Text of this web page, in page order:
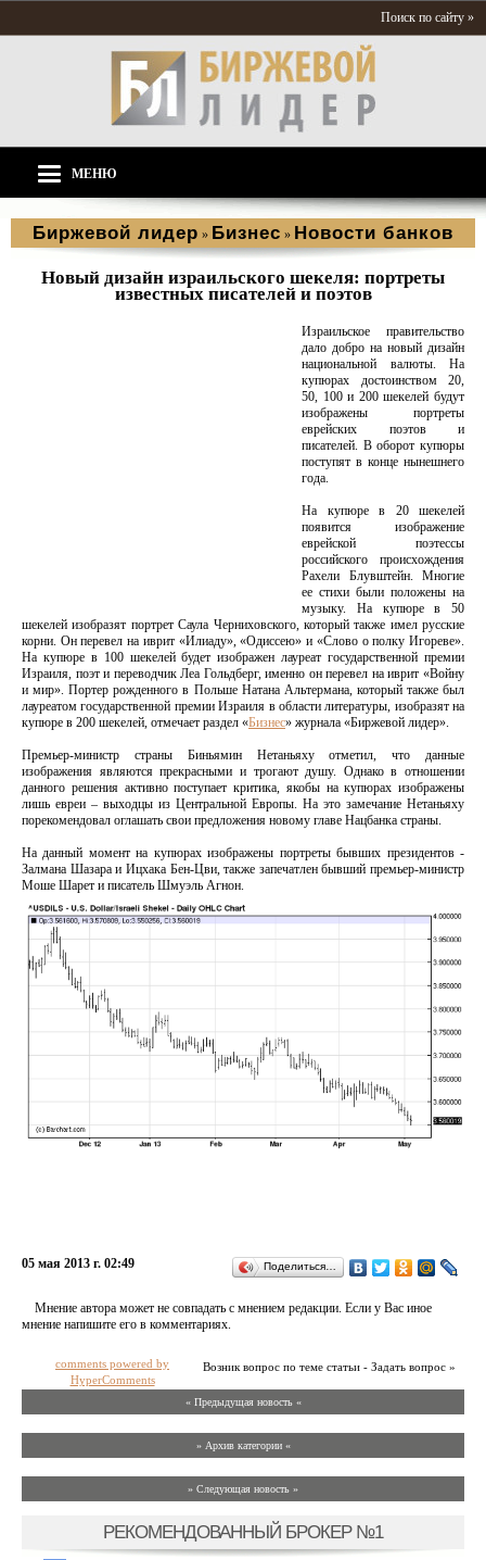
Поиск по сайту »
МЕНЮ
Биржевой лидер » Бизнес » Новости банков
Новый дизайн израильского шекеля: портреты
известных писателей и поэтов
Израильское правительство
дало добро на новый дизайн
национальной валюты. На
купюрах достоинством 20,
50, 100 и 200 шекелей будут
изображены портреты
еврейских поэтов и
писателей. В оборот купюры
поступят в конце нынешнего
года.
На купюре в 20 шекелей
появится изображение
еврейской поэтессы
российского происхождения
Рахели Блувштейн. Многие
ее стихи были положены на
музыку. На купюре в 50
шекелей изобразят портрет Саула Черниховского, который также имел русские
корни. Он перевел на иврит «Илиаду», «Одиссею» и «Слово о полку Игореве».
На купюре в 100 шекелей будет изображен лауреат государственной премии
Израиля, поэт и переводчик Леа Гольдберг, именно он перевел на иврит «Войну
и мир». Портер рожденного в Польше Натана Альтермана, который также был
лауреатом государственной премии Израиля в области литературы, изобразят на
купюре в 200 шекелей, отмечает раздел «Бизнес» журнала «Биржевой лидер».
Премьер-министр страны Биньямин Нетаньяху отметил, что данные
изображения являются прекрасными и трогают душу. Однако в отношении
данного решения активно поступает критика, якобы на купюрах изображены
лишь евреи – выходцы из Центральной Европы. На это замечание Нетаньяху
порекомендовал оглашать свои предложения новому главе Нацбанка страны.
На данный момент на купюрах изображены портреты бывших президентов -
Залмана Шазара и Ицхака Бен-Цви, также запечатлен бывший премьер-министр
Моше Шарет и писатель Шмуэль Агнон.
05 мая 2013 г. 02:49 Поделиться…
Мнение автора может не совпадать с мнением редакции. Если у Вас иное
мнение напишите его в комментариях.
Возник вопрос по теме статьи - Задать вопрос »
comments powered by
HyperComments
« Предыдущая новость «
» Архив категории «
» Следующая новость »
РЕКОМЕНДОВАННЫЙ БРОКЕР №1